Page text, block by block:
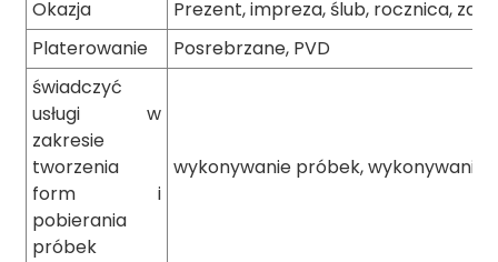
Okazja
Prezent, impreza, ślub, rocznica,
Platerowanie
Posrebrzane, PVD
świadczyć
usługi w
zakresie
tworzenia
form i
pobierania
próbek
wykonywanie próbek, wykonywanie